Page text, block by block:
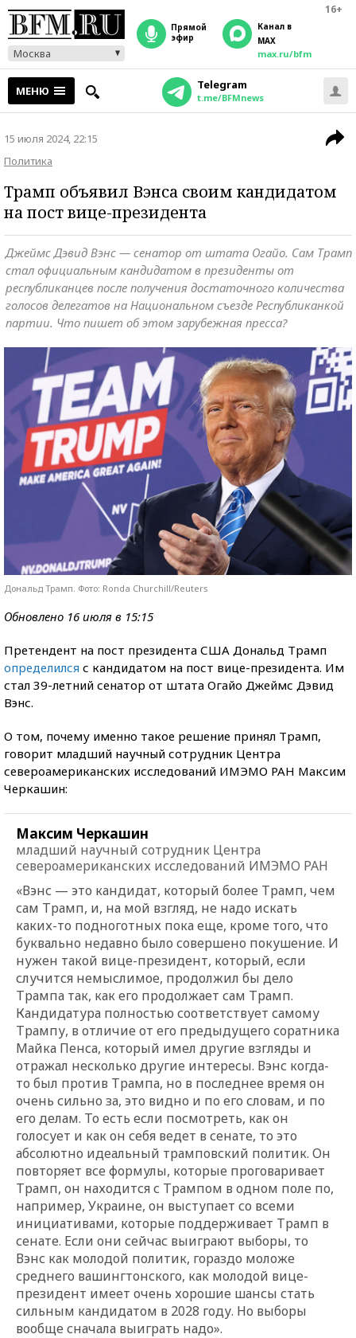
16+
Москва
прямой
эфир
Канал в
MAX
max.ru/bfm
МЕНЮ Telegram
t.me/BFMnews
15 июля 2024, 22:15
Политика
Трамп объявил Вэнса своим кандидатом
на пост вице-президента
Джеймс Дэвид Вэнс — сенатор от штата Огайо. Сам Трамп
стал официальным кандидатом в президенты от
республиканцев после получения достаточного количества
голосов делегатов на Национальном съезде Республиканкой
партии. Что пишет об этом зарубежная пресса?
Дональд Трамп. Фото: Ronda Churchill/Reuters
Обновлено 16 июля в 15:15
Претендент на пост президента США Дональд Трамп
определился с кандидатом на пост вице-президента. Им
стал 39-летний сенатор от штата Огайо Джеймс Дэвид
Вэнс.
О том, почему именно такое решение принял Трамп,
говорит младший научный сотрудник Центра
североамериканских исследований ИМЭМО РАН Максим
Черкашин:
Максим Черкашин
младший научный сотрудник Центра
североамериканских исследований ИМЭМО РАН
«Вэнс — это кандидат, который более Трамп, чем
сам Трамп, и, на мой взгляд, не надо искать
каких-то подноготных пока еще, кроме того, что
буквально недавно было совершено покушение. И
нужен такой вице-президент, который, если
случится немыслимое, продолжил бы дело
Трампа так, как его продолжает сам Трамп.
Кандидатура полностью соответствует самому
Трампу, в отличие от его предыдущего соратника
Майка Пенса, который имел другие взгляды и
отражал несколько другие интересы. Вэнс когда-
то был против Трампа, но в последнее время он
очень сильно за, это видно и по его словам, и по
его делам. То есть если посмотреть, как он
голосует и как он себя ведет в сенате, то это
абсолютно идеальный трамповский политик. Он
повторяет все формулы, которые проговаривает
Трамп, он находится с Трампом в одном поле по,
например, Украине, он выступает со всеми
инициативами, которые поддерживает Трамп в
сенате. Если они сейчас выиграют выборы, то
Вэнс как молодой политик, гораздо моложе
среднего вашингтонского, как молодой вице-
президент имеет очень хорошие шансы стать
сильным кандидатом в 2028 году. Но выборы
вообще сначала выиграть надо».